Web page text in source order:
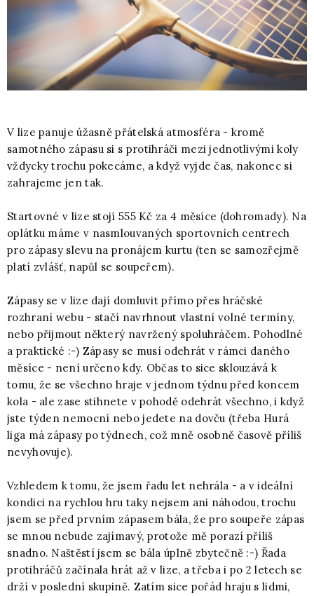
V lize panuje úžasně přátelská atmosféra - kromě
samotného zápasu si s protihráči mezi jednotlivými koly
vždycky trochu pokecáme, a když vyjde čas, nakonec si
zahrajeme jen tak.
Startovné v lize stojí 555 Kč za 4 měsíce (dohromady). Na
oplátku máme v nasmlouvaných sportovních centrech
pro zápasy slevu na pronájem kurtu (ten se samozřejmě
platí zvlášť, napůl se soupeřem).
Zápasy se v lize dají domluvit přímo přes hráčské
rozhraní webu - stačí navrhnout vlastní volné termíny,
nebo přijmout některý navržený spoluhráčem. Pohodlné
a praktické :-) Zápasy se musí odehrát v rámci daného
měsíce - není určeno kdy. Občas to sice sklouzává k
tomu, že se všechno hraje v jednom týdnu před koncem
kola - ale zase stihnete v pohodě odehrát všechno, i když
jste týden nemocní nebo jedete na dovču (třeba Hurá
liga má zápasy po týdnech, což mně osobně časově příliš
nevyhovuje).
Vzhledem k tomu, že jsem řadu let nehrála - a v ideální
kondici na rychlou hru taky nejsem ani náhodou, trochu
jsem se před prvním zápasem bála, že pro soupeře zápas
se mnou nebude zajímavý, protože mě porazí příliš
snadno. Naštěstí jsem se bála úplně zbytečně :-) Řada
protihráčů začínala hrát až v lize, a třeba i po 2 letech se
drží v poslední skupině. Zatím sice pořád hraju s lidmi,